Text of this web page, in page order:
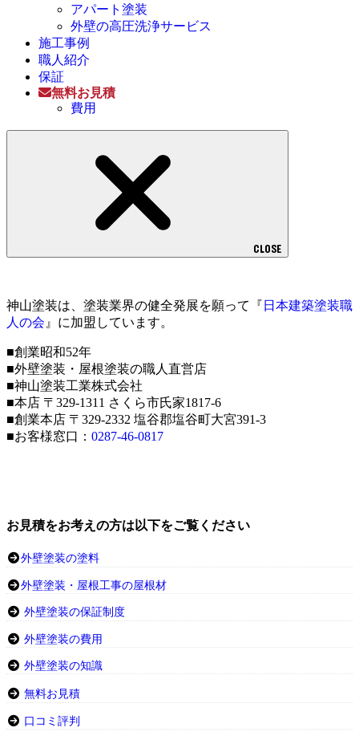
アパート塗装
外壁の高圧洗浄サービス
施工事例
職人紹介
保証
無料お見積
費用
CLOSE
神山塗装は、塗装業界の健全発展を願って『 日本建築塗装職
人の会 』に加盟しています。
■創業昭和52年
■外壁塗装・屋根塗装の職人直営店
■神山塗装工業株式会社
■本店 〒329-1311 さくら市氏家1817-6
■創業本店 〒329-2332 塩谷郡塩谷町大宮391-3
■お客様窓口： 0287-46-0817
お見積をお考えの方は以下をご覧ください
外壁塗装の塗料
外壁塗装・屋根工事の屋根材
外壁塗装の保証制度
外壁塗装の費用
外壁塗装の知識
無料お見積
口コミ評判